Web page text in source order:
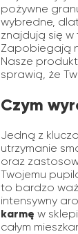
pożywne
wybredne,
znajdują się
Zapobiegają
Nasze
sprawią, że
Czym
Jedną z
utrzymanie
oraz
Twojemu
to bardzo
intensywny
karmę w
całym